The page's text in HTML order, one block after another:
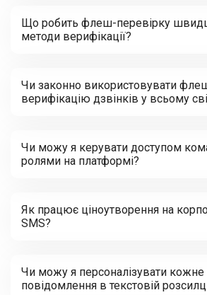
Що робить флеш-перевірку
методи верифікації?
Чи законно використовувати
верифікацію дзвінків у всьому
Чи можу я керувати доступом
ролями на платформі?
Як працює ціноутворення на
SMS?
Чи можу я персоналізувати кожне
повідомлення в текстовій